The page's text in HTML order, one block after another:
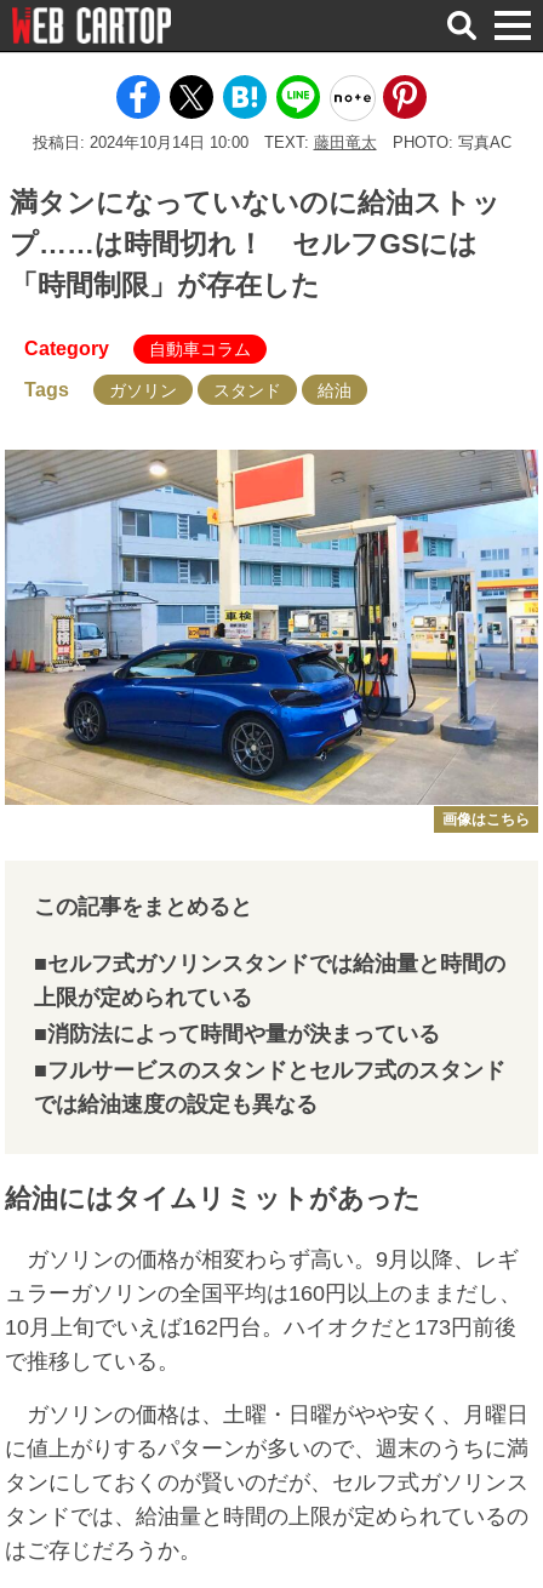
検
索
投稿日: 2024年10月14日 10:00 TEXT: 藤田竜太 PHOTO: 写真AC
満タンになっていないのに給油ストッ
プ……は時間切れ！ セルフGSには
「時間制限」が存在した
Category 自動車コラム
Tags ガソリン スタンド 給油
画像はこちら
この記事をまとめると
■セルフ式ガソリンスタンドでは給油量と時間の
上限が定められている
■消防法によって時間や量が決まっている
■フルサービスのスタンドとセルフ式のスタンド
では給油速度の設定も異なる
給油にはタイムリミットがあった
ガソリンの価格が相変わらず高い。9月以降、レギ
ュラーガソリンの全国平均は160円以上のままだし、
10月上旬でいえば162円台。ハイオクだと173円前後
で推移している。
ガソリンの価格は、土曜・日曜がやや安く、月曜日
に値上がりするパターンが多いので、週末のうちに満
タンにしておくのが賢いのだが、セルフ式ガソリンス
タンドでは、給油量と時間の上限が定められているの
はご存じだろうか。